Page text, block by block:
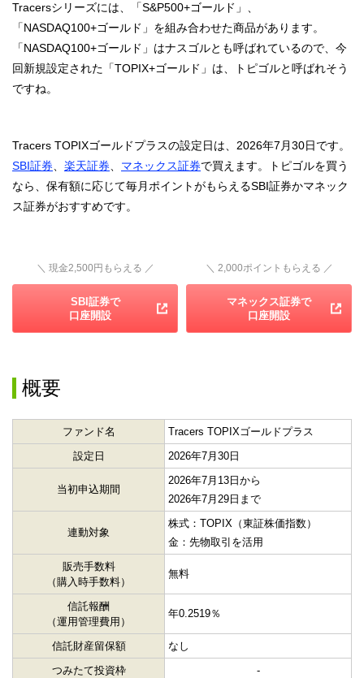
Tracersシリーズには、「S&P500+ゴールド」、
「NASDAQ100+ゴールド」を組み合わせた商品があります。
「NASDAQ100+ゴールド」はナスゴルとも呼ばれているので、今
回新規設定された「TOPIX+ゴールド」は、トピゴルと呼ばれそう
ですね。
Tracers TOPIXゴールドプラスの設定日は、2026年7月30日です。
SBI証券
楽天証券 マネックス証券で買えます。トピゴルを買う
なら、保有額に応じて毎月ポイントがもらえるSBI証券かマネック
ス証券がおすすめです。
＼ 現金2,500円もらえる ／
SBI証券で
口座開設
＼ 2,000ポイントもらえる ／
マネックス証券で
口座開設
概要
ファンド名
Tracers TOPIXゴールドプラス
設定日
2026年7月30日
当初申込期間
2026年7月13日から
2026年7月29日まで
連動対象
株式：TOPIX（東証株価指数）
金：先物取引を活用
販売手数料
（購入時手数料）
無料
信託報酬
（運用管理費用）
年0.2519％
信託財産留保額
なし
つみたて投資枠
-